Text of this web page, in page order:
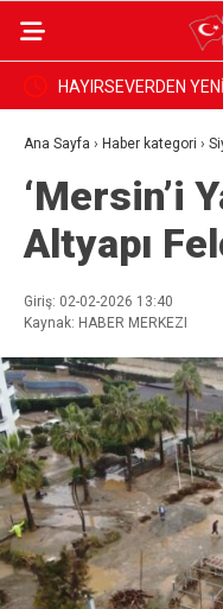
HAYIRSEVERDEN
Ana Sayfa › Haber kategori ›
‘Mersin’i
Altyapı
Giriş: 02-02-2026 13:40
Kaynak: HABER MERKEZI